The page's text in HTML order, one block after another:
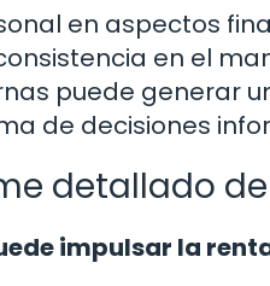
en aspectos
en el
puede generar
de decisiones
detallado
impulsar la